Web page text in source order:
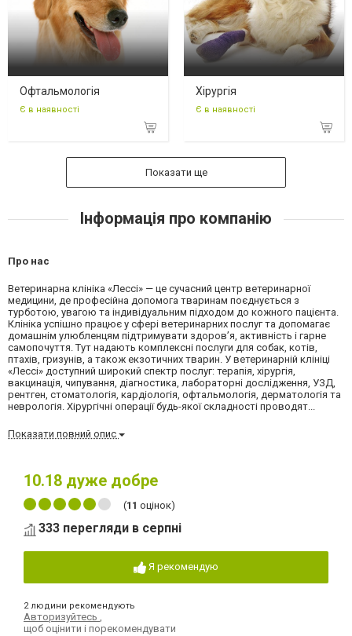
Офтальмологія
Є в наявності
Хірургія
Є в наявності
Показати ще
Інформація про компанію
Про нас
Ветеринарна клініка «Лессі» — це сучасний центр ветеринарної
медицини, де професійна допомога тваринам поєднується з
турботою, увагою та індивідуальним підходом до кожного пацієнта.
Клініка успішно працює у сфері ветеринарних послуг та допомагає
домашнім улюбленцям підтримувати здоров’я, активність і гарне
самопочуття. Тут надають комплексні послуги для собак, котів,
птахів, гризунів, а також екзотичних тварин. У ветеринарній клініці
«Лессі» доступний широкий спектр послуг: терапія, хірургія,
вакцинація, чипування, діагностика, лабораторні дослідження, УЗД,
рентген, стоматологія, кардіологія, офтальмологія, дерматологія та
неврологія. Хірургічні операції будь-якої складності проводят...
Показати повний опис
10.18 дуже добре
(11 оцінок)
333 перегляди в серпні
Я рекомендую
2 людини рекомендують
Авторизуйтесь
щоб оцінити і порекомендувати